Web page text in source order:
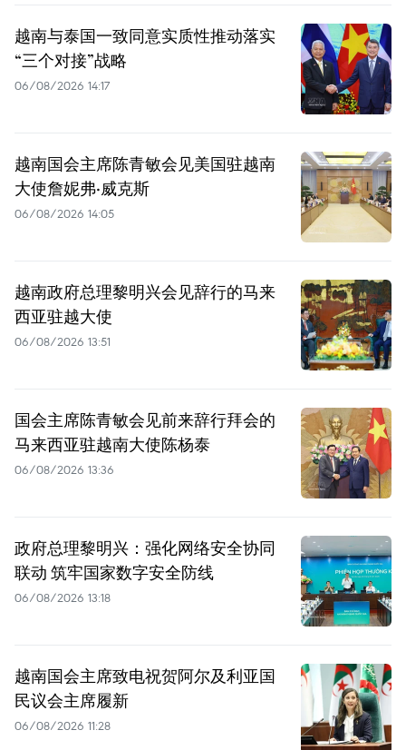
越南与泰国一致同意实质性推动落实
“三个对接”战略
06/08/2026 14:17
越南国会主席陈青敏会见美国驻越南
大使詹妮弗·威克斯
06/08/2026 14:05
越南政府总理黎明兴会见辞行的马来
西亚驻越大使
06/08/2026 13:51
国会主席陈青敏会见前来辞行拜会的
马来西亚驻越南大使陈杨泰
06/08/2026 13:36
政府总理黎明兴：强化网络安全协同
联动 筑牢国家数字安全防线
06/08/2026 13:18
越南国会主席致电祝贺阿尔及利亚国
民议会主席履新
06/08/2026 11:28